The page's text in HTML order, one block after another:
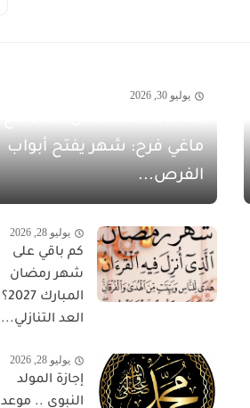
يوليو 30, 2026
ماغي فرح: شهر يفتح أبواب
الفرص...
يوليو 28, 2026
كم باقي على
شهر رمضان
المبارك 2027؟
العد التنازلي...
يوليو 28, 2026
إجازة المولد
النبوي .. موعد